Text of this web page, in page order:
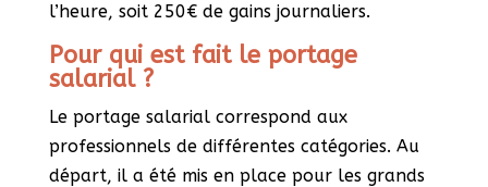
l’heure, soit 250€ de gains journaliers.
Pour qui est fait le portage
salarial ?
Le portage salarial correspond aux
professionnels de différentes catégories. Au
départ, il a été mis en place pour les grands